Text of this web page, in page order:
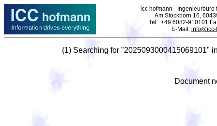
icc hofmann - Ingenieurbüro
Am Stockborn 16,
Tel.: +49 6082-910101
E-Mail:
(1) Searching for "2025093000415069101"
Document